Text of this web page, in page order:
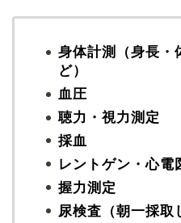
身体計測（身長・
ど）
血圧
聴力・視力測定
採血
レントゲン・心電
握力測定
尿検査（朝一採取